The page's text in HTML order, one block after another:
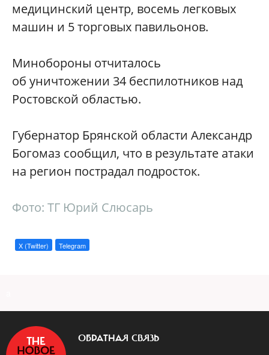
медицинский центр, восемь легковых
машин и 5 торговых павильонов.
Минобороны отчиталось
об уничтожении 34 беспилотников над
Ростовской областью.
Губернатор Брянской области Александр
Богомаз сообщил, что в результате атаки
на регион пострадал подросток.
Фото: ТГ Юрий Слюсарь
X (Twitter) Telegram
ОБРАТНАЯ СВЯЗЬ